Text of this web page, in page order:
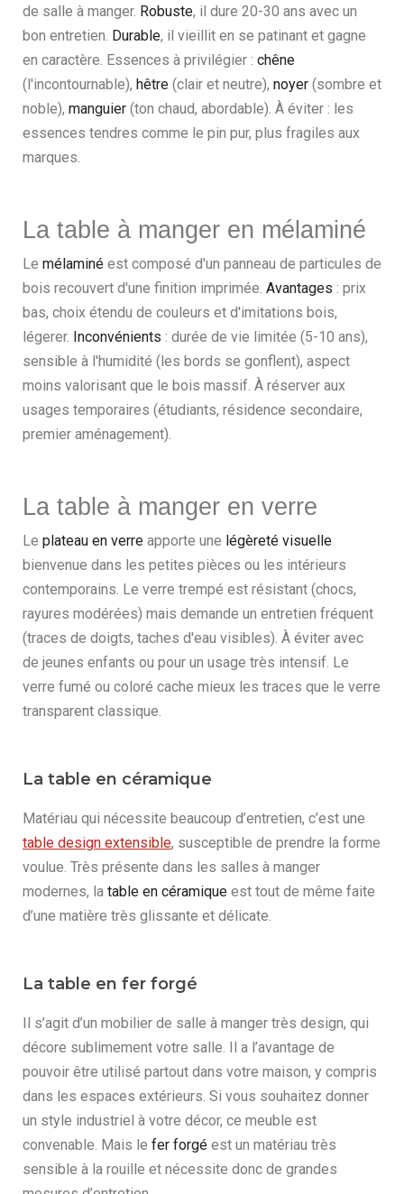
de salle à manger. Robuste, il dure 20-30 ans avec un
bon entretien. Durable, il vieillit en se patinant et gagne
en caractère. Essences à privilégier : chêne
(l'incontournable), hêtre (clair et neutre), noyer (sombre et
noble), manguier (ton chaud, abordable). À éviter : les
essences tendres comme le pin pur, plus fragiles aux
marques.
La table à manger en mélaminé
Le mélaminé est composé d'un panneau de particules de
bois recouvert d'une finition imprimée. Avantages : prix
bas, choix étendu de couleurs et d'imitations bois,
légerer. Inconvénients : durée de vie limitée (5-10 ans),
sensible à l'humidité (les bords se gonflent), aspect
moins valorisant que le bois massif. À réserver aux
usages temporaires (étudiants, résidence secondaire,
premier aménagement).
La table à manger en verre
Le plateau en verre apporte une légèreté visuelle
bienvenue dans les petites pièces ou les intérieurs
contemporains. Le verre trempé est résistant (chocs,
rayures modérées) mais demande un entretien fréquent
(traces de doigts, taches d'eau visibles). À éviter avec
de jeunes enfants ou pour un usage très intensif. Le
verre fumé ou coloré cache mieux les traces que le verre
transparent classique.
La table en céramique
Matériau qui nécessite beaucoup d’entretien, c’est une
table design extensible, susceptible de prendre la forme
voulue. Très présente dans les salles à manger
modernes, la table en céramique est tout de même faite
d’une matière très glissante et délicate.
La table en fer forgé
Il s’agit d’un mobilier de salle à manger très design, qui
décore sublimement votre salle. Il a l’avantage de
pouvoir être utilisé partout dans votre maison, y compris
dans les espaces extérieurs. Si vous souhaitez donner
un style industriel à votre décor, ce meuble est
convenable. Mais le fer forgé est un matériau très
sensible à la rouille et nécessite donc de grandes